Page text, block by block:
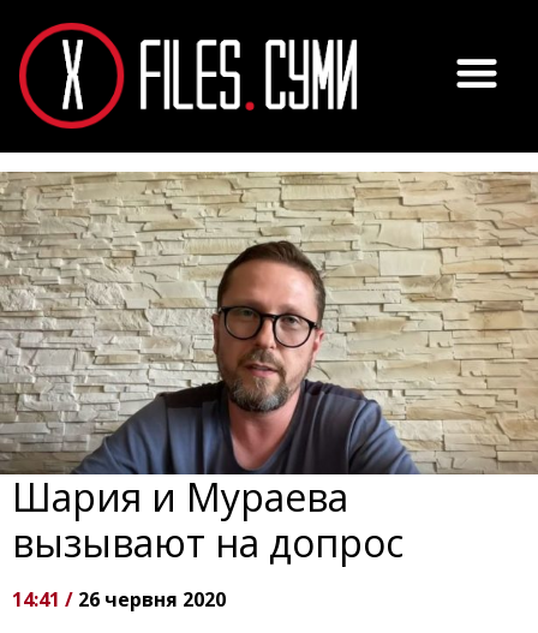
Шария и Мураева
вызывают на допрос
14:41 / 26 червня 2020